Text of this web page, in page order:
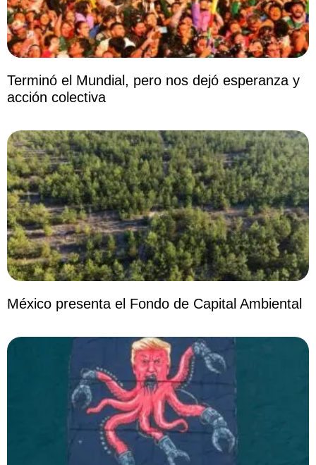
Terminó el Mundial, pero nos dejó esperanza y
acción colectiva
México presenta el Fondo de Capital Ambiental